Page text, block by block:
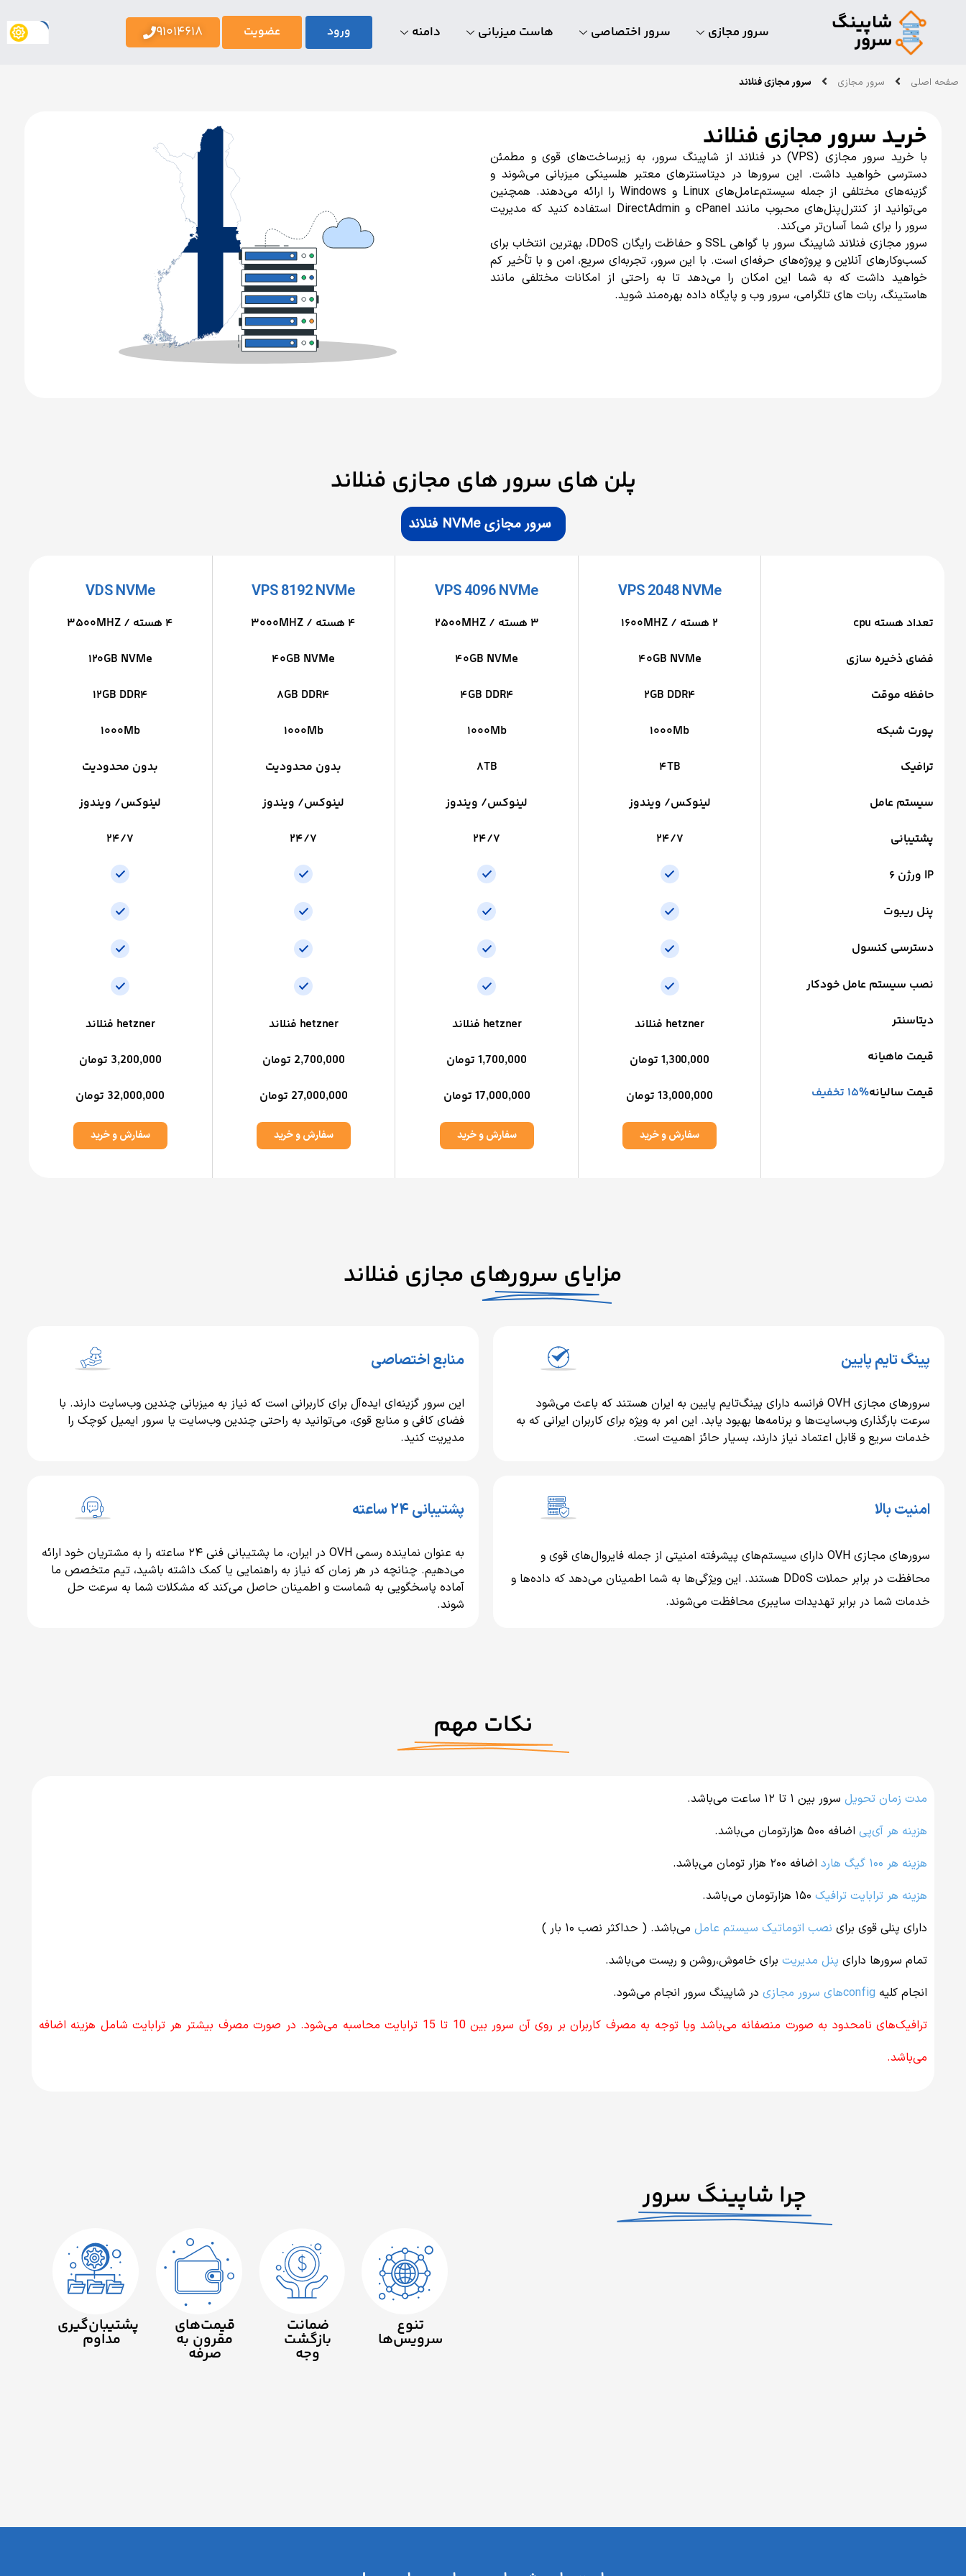
شاپینگ
سرور سرور مجازی سرور اختصاصی هاست میزبانی دامنه ورود عضویت 91014618
صفحه اصلی سرور مجازی سرور مجازی فنلاند
خرید سرور مجازی فنلاند
با خرید سرور مجازی (VPS) در فنلاند از شاپینگ سرور، به زیرساخت‌های قوی و مطمئن
دسترسی خواهید داشت. این سرورها در دیتاسنترهای معتبر هلسینکی میزبانی می‌شوند و
گزینه‌های مختلفی از جمله سیستم‌عامل‌های Linux و Windows را ارائه می‌دهند. همچنین
می‌توانید از کنترل‌پنل‌های محبوب مانند cPanel و DirectAdmin استفاده کنید که مدیریت
سرور را برای شما آسان‌تر می‌کند.
سرور مجازی فنلاند شاپینگ سرور با گواهی SSL و حفاظت رایگان DDoS، بهترین انتخاب برای
کسب‌وکارهای آنلاین و پروژه‌های حرفه‌ای است. با این سرور، تجربه‌ای سریع، امن و با تأخیر کم
خواهید داشت که به شما این امکان را می‌دهد تا به راحتی از امکانات مختلفی مانند
هاستینگ، ربات های تلگرامی، سرور وب و پایگاه داده بهره‌مند شوید.
پلن های سرور های مجازی فنلاند
سرور مجازی NVMe فنلاند
تعداد هسته cpu
فضای ذخیره سازی
حافظه موقت
پورت شبکه
ترافیک
سیستم عامل
پشتیبانی
IP ورژن 6
پنل ریبوت
دسترسی کنسول
نصب سیستم عامل خودکار
دیتاسنتر
قیمت ماهیانه
قیمت سالیانه15% تخفیف
VPS 2048 NVMe
2 هسته / 1600MHZ
40GB NVMe
2GB DDR4
1000Mb
4TB
لینوکس/ ویندوز
24/7
hetzner فنلاند
1,300,000 تومان
13,000,000 تومان
سفارش و خرید
VPS 4096 NVMe
3 هسته / 2500MHZ
40GB NVMe
4GB DDR4
1000Mb
8TB
لینوکس/ ویندوز
24/7
hetzner فنلاند
1,700,000 تومان
17,000,000 تومان
سفارش و خرید
VPS 8192 NVMe
4 هسته / 3000MHZ
40GB NVMe
8GB DDR4
1000Mb
بدون محدودیت
لینوکس/ ویندوز
24/7
hetzner فنلاند
2,700,000 تومان
27,000,000 تومان
سفارش و خرید
VDS NVMe
4 هسته / 3500MHZ
120GB NVMe
12GB DDR4
1000Mb
بدون محدودیت
لینوکس/ ویندوز
24/7
hetzner فنلاند
3,200,000 تومان
32,000,000 تومان
سفارش و خرید
مزایای سرورهای مجازی فنلاند
پینگ تایم پایین
سرورهای مجازی OVH فرانسه دارای پینگ‌تایم پایین به ایران هستند که باعث می‌شود
سرعت بارگذاری وب‌سایت‌ها و برنامه‌ها بهبود یابد. این امر به ویژه برای کاربران ایرانی که به
خدمات سریع و قابل اعتماد نیاز دارند، بسیار حائز اهمیت است.
منابع اختصاصی
این سرور گزینه‌ای ایده‌آل برای کاربرانی است که نیاز به میزبانی چندین وب‌سایت دارند. با
فضای کافی و منابع قوی، می‌توانید به راحتی چندین وب‌سایت یا سرور ایمیل کوچک را
مدیریت کنید.
امنیت بالا
سرورهای مجازی OVH دارای سیستم‌های پیشرفته امنیتی از جمله فایروال‌های قوی و
محافظت در برابر حملات DDoS هستند. این ویژگی‌ها به شما اطمینان می‌دهد که داده‌ها و
خدمات شما در برابر تهدیدات سایبری محافظت می‌شوند.
پشتیبانی ۲۴ ساعته
به عنوان نماینده رسمی OVH در ایران، ما پشتیبانی فنی ۲۴ ساعته را به مشتریان خود ارائه
می‌دهیم. چنانچه در هر زمان که نیاز به راهنمایی یا کمک داشته باشید، تیم متخصص ما
آماده پاسخگویی به شماست و اطمینان حاصل می‌کند که مشکلات شما به سرعت حل
شوند.
نکات مهم
مدت زمان تحویل سرور بین ۱ تا ۱۲ ساعت می‌باشد.
هزینه هر آی‌پی اضافه ۵۰۰ هزارتومان می‌باشد.
هزینه هر ۱۰۰ گیگ هارد
اضافه ۲۰۰ هزار تومان می‌باشد.
هزینه هر ترابایت ترافیک ۱۵۰ هزارتومان می‌باشد.
دارای پنلی قوی برای نصب اتوماتیک سیستم عامل می‌باشد. ( حداکثر نصب ۱۰ بار )
تمام سرورها دارای پنل مدیریت برای خاموش،روشن و ریست می‌باشد.
انجام کلیه config‌های سرور مجازی
در شاپینگ سرور انجام می‌شود.
ترافیک‌های نامحدود به صورت منصفانه می‌باشد وبا توجه به مصرف کاربران بر روی آن سرور بین 10 تا 15 ترابایت محاسبه می‌شود. در صورت مصرف بیشتر هر ترابایت شامل هزینه اضافه
می‌باشد.
چرا شاپینگ سرور
تنوع
سرویس‌ها
ضمانت
بازگشت
وجه
قیمت‌های
مقرون به
صرفه
پشتیبان‌گیری
مداوم